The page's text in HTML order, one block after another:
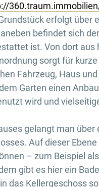
erfolgt über
befindet sich
ist. Von dort
sorgt für
Fahrzeug, Haus
Garten einen
wird und
gelangt man
Auf dieser
– zum Beispiel
gibt es hier ein
das Kellergeschoss